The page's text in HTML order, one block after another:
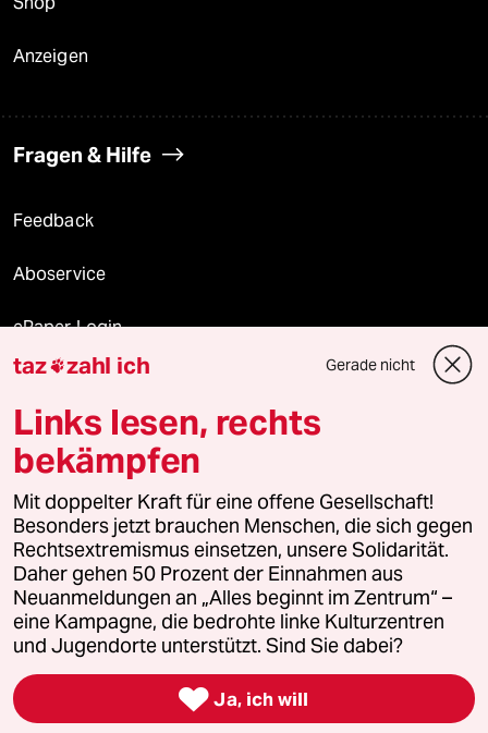
Anzeigen
Fragen & Hilfe
Feedback
Aboservice
ePaper Login
Downloads für Abonnierende
© 2026 taz Verlags und Vertriebs GmbH
Alle Rechte vorbehalten. Bei rechtlichen Fragen oder für Genehmigungen
wenden Sie sich bitte an
lizenzen@taz.de
Feedback Redaktionsstatut Kommune-Richtlinien
Leitlinie Informant Datenschutz Impressum AGB
Seitenwende Einwilligungen widerrufen (Ads)
taz zahl ich Gerade nicht
Links lesen, rechts
bekämpfen
Mit doppelter Kraft für eine offene Gesellschaft!
Besonders jetzt brauchen Menschen, die sich gegen
Rechtsextremismus einsetzen, unsere Solidarität.
Daher gehen 50 Prozent der Einnahmen aus
Neuanmeldungen an „Alles beginnt im Zentrum“ –
eine Kampagne, die bedrohte linke Kulturzentren
und Jugendorte unterstützt. Sind Sie dabei?
 Ja, ich will